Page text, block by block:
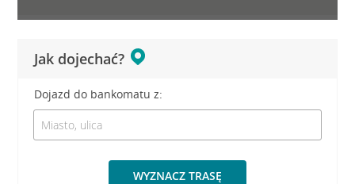
Jak dojechać?
Dojazd do bankomatu z:
WYZNACZ TRASĘ